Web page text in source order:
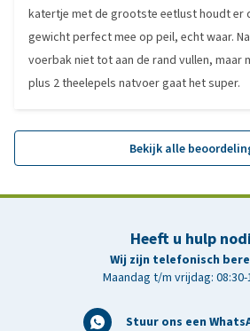
katertje met de grootste eetlust houdt er
gewicht perfect mee op peil, echt waar.
voerbak niet tot aan de rand vullen, maar
plus 2 theelepels natvoer gaat het super.
Bekijk alle
Heeft u hulp
Wij zijn telefonisch
Maandag t/m vrijdag: 08:30-
Stuur ons een